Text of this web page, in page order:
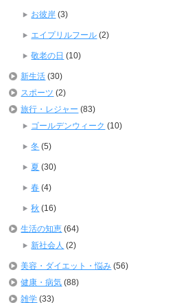
お彼岸 (3)
エイプリルフール (2)
敬老の日 (10)
新生活 (30)
スポーツ (2)
旅行・レジャー (83)
ゴールデンウィーク (10)
冬 (5)
夏 (30)
春 (4)
秋 (16)
生活の知恵 (64)
新社会人 (2)
美容・ダイエット・悩み (56)
健康・病気 (88)
雑学 (33)